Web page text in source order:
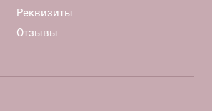
Реквизиты
Отзывы